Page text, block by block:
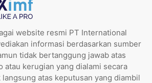
website resmi PT International
informasi berdasarkan sumber
tidak bertanggung jawab atas
atau kerugian yang dialami secara
atas keputusan yang diambil